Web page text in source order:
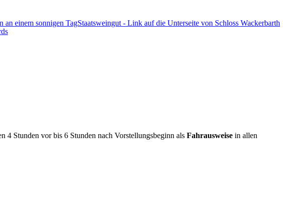
4 Stunden vor bis 6 Stunden nach Vorstellungsbeginn als Fahrausweise in allen